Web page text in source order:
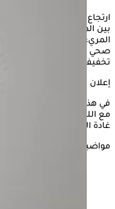
ارتجاع المريء هو حالة
بين المعدة والمريء، مما
المريء وتهييج بطانته
صحي وتناول بعض
تخفيف هذه الأعراض، فماذا
إعلان
في هذه السطور يستعرض
مع الليمون لمرضى ارتجاع
غادة الصايغ استشاري
مواضيع ذات صلة